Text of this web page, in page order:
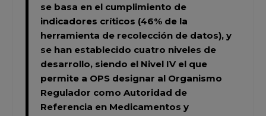
se basa en el cumplimiento de
indicadores críticos (46% de la
herramienta de recolección de datos), y
se han establecido cuatro niveles de
desarrollo, siendo el Nivel IV el que
permite a OPS designar al Organismo
Regulador como Autoridad de
Referencia en Medicamentos y